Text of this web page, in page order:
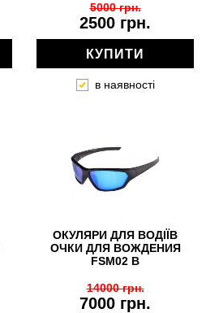
2500 грн.
5000 грн.
КУПИТИ
в наявності
ОКУЛЯРИ ДЛЯ ВОДІЇВ
ОЧКИ ДЛЯ ВОЖДЕНИЯ
FSM02 B
7000 грн.
14000 грн.